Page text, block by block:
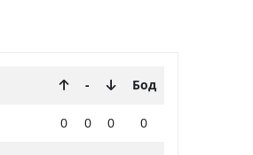
- Бод
0 0 0 0